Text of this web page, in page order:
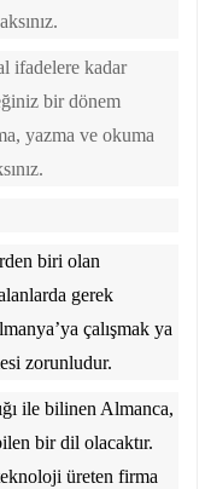
ifadelere kadar
bir dönem
yazma ve okuma
biri olan
gerek
çalışmak ya
zorunludur.
ile bilinen Almanca,
bir dil olacaktır.
üreten firma